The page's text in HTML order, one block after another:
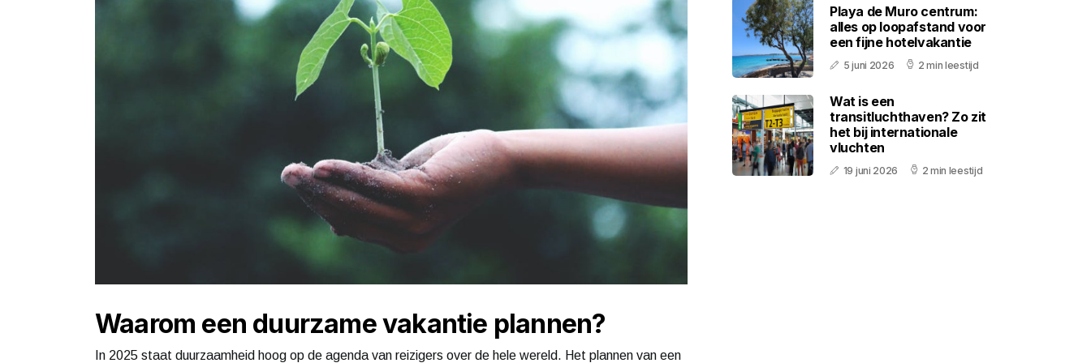
Waarom een duurzame vakantie plannen?
In 2025 staat duurzaamheid hoog op de agenda van reizigers over de hele wereld. Het plannen van een
Playa de Muro centrum:
alles op loopafstand voor
een fijne hotelvakantie
5 juni 2026 2 min leestijd
Wat is een
transitluchthaven? Zo zit
het bij internationale
vluchten
19 juni 2026 2 min leestijd